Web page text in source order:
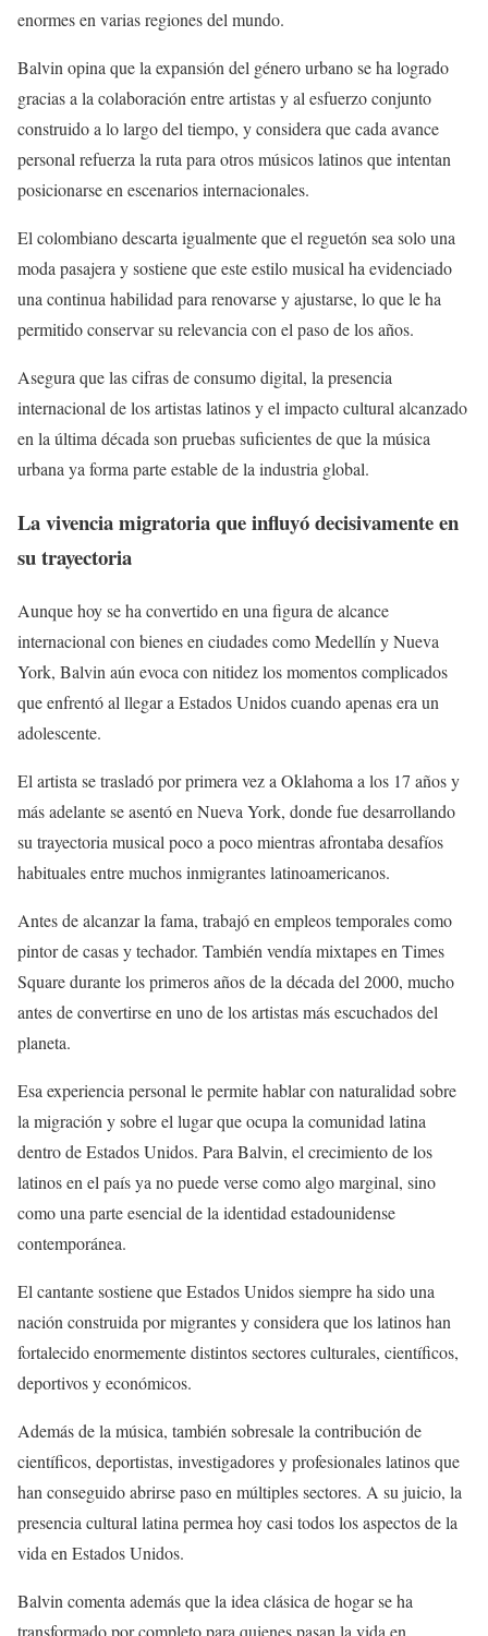
enormes en varias regiones del mundo.
Balvin opina que la expansión del género urbano se ha logrado
gracias a la colaboración entre artistas y al esfuerzo conjunto
construido a lo largo del tiempo, y considera que cada avance
personal refuerza la ruta para otros músicos latinos que intentan
posicionarse en escenarios internacionales.
El colombiano descarta igualmente que el reguetón sea solo una
moda pasajera y sostiene que este estilo musical ha evidenciado
una continua habilidad para renovarse y ajustarse, lo que le ha
permitido conservar su relevancia con el paso de los años.
Asegura que las cifras de consumo digital, la presencia
internacional de los artistas latinos y el impacto cultural alcanzado
en la última década son pruebas suficientes de que la música
urbana ya forma parte estable de la industria global.
La vivencia migratoria que influyó decisivamente en
su trayectoria
Aunque hoy se ha convertido en una figura de alcance
internacional con bienes en ciudades como Medellín y Nueva
York, Balvin aún evoca con nitidez los momentos complicados
que enfrentó al llegar a Estados Unidos cuando apenas era un
adolescente.
El artista se trasladó por primera vez a Oklahoma a los 17 años y
más adelante se asentó en Nueva York, donde fue desarrollando
su trayectoria musical poco a poco mientras afrontaba desafíos
habituales entre muchos inmigrantes latinoamericanos.
Antes de alcanzar la fama, trabajó en empleos temporales como
pintor de casas y techador. También vendía mixtapes en Times
Square durante los primeros años de la década del 2000, mucho
antes de convertirse en uno de los artistas más escuchados del
planeta.
Esa experiencia personal le permite hablar con naturalidad sobre
la migración y sobre el lugar que ocupa la comunidad latina
dentro de Estados Unidos. Para Balvin, el crecimiento de los
latinos en el país ya no puede verse como algo marginal, sino
como una parte esencial de la identidad estadounidense
contemporánea.
El cantante sostiene que Estados Unidos siempre ha sido una
nación construida por migrantes y considera que los latinos han
fortalecido enormemente distintos sectores culturales, científicos,
deportivos y económicos.
Además de la música, también sobresale la contribución de
científicos, deportistas, investigadores y profesionales latinos que
han conseguido abrirse paso en múltiples sectores. A su juicio, la
presencia cultural latina permea hoy casi todos los aspectos de la
vida en Estados Unidos.
Balvin comenta además que la idea clásica de hogar se ha
transformado por completo para quienes pasan la vida en